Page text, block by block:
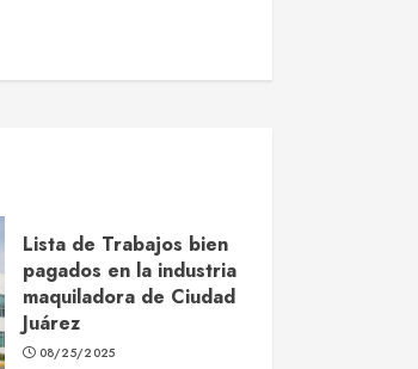
Lista de Trabajos bien
pagados en la industria
maquiladora de Ciudad
Juárez
08/25/2025